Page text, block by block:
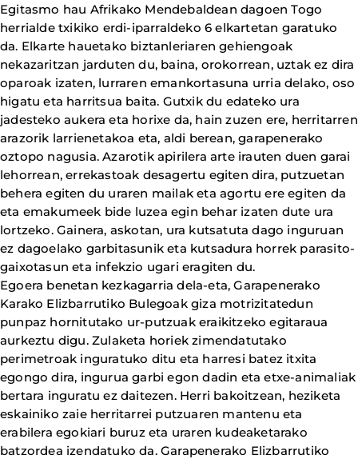
Egitasmo hau Afrikako Mendebaldean dagoen Togo
herrialde txikiko erdi-iparraldeko 6 elkartetan garatuko
da. Elkarte hauetako biztanleriaren gehiengoak
nekazaritzan jarduten du, baina, orokorrean, uztak ez dira
oparoak izaten, lurraren emankortasuna urria delako, oso
higatu eta harritsua baita. Gutxik du edateko ura
jadesteko aukera eta horixe da, hain zuzen ere, herritarren
arazorik larrienetakoa eta, aldi berean, garapenerako
oztopo nagusia. Azarotik apirilera arte irauten duen garai
lehorrean, errekastoak desagertu egiten dira, putzuetan
behera egiten du uraren mailak eta agortu ere egiten da
eta emakumeek bide luzea egin behar izaten dute ura
lortzeko. Gainera, askotan, ura kutsatuta dago inguruan
ez dagoelako garbitasunik eta kutsadura horrek parasito-
gaixotasun eta infekzio ugari eragiten du.
Egoera benetan kezkagarria dela-eta, Garapenerako
Karako Elizbarrutiko Bulegoak giza motrizitatedun
punpaz hornitutako ur-putzuak eraikitzeko egitaraua
aurkeztu digu. Zulaketa horiek zimendatutako
perimetroak inguratuko ditu eta harresi batez itxita
egongo dira, ingurua garbi egon dadin eta etxe-animaliak
bertara inguratu ez daitezen. Herri bakoitzean, heziketa
eskainiko zaie herritarrei putzuaren mantenu eta
erabilera egokiari buruz eta uraren kudeaketarako
batzordea izendatuko da. Garapenerako Elizbarrutiko